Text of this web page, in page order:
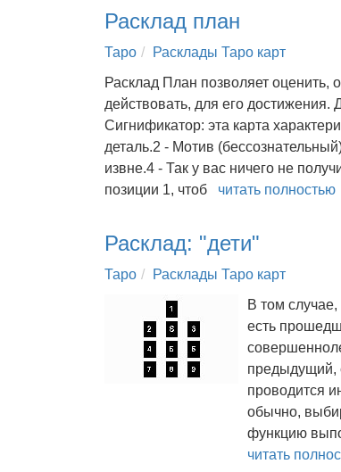
Расклад план
Таро
Расклады Таро карт
Расклад План позволяет
действовать, для его достижения.
Сигнификатор: эта карта
деталь.2 - Мотив
извне.4 - Так у вас ничего не
позиции 1, чтоб читать
Расклад: "дети"
Таро
Расклады Таро карт
В том
есть
предыдущий,
проводится
обычно,
функцию
читать